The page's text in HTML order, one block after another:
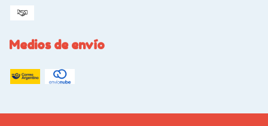
Medios de envío